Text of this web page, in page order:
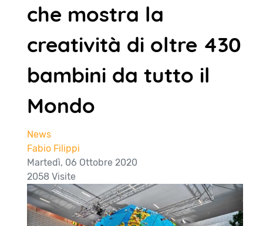
che mostra la
creatività di oltre 430
bambini da tutto il
Mondo
News
Fabio Filippi
Martedì, 06 Ottobre 2020
2058 Visite